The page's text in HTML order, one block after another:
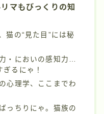
マもびっくりの知
猫の“見た目”には秘
・においの感知力…
るにゃ！
心理学、ここまでわ
っちりにゃ。猫族の